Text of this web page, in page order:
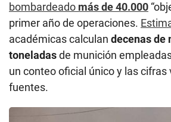
bombardeado más de 40.000
primer año de operaciones.
académicas calculan decenas de
toneladasde munición
un conteo oficial único y las cifras
fuentes.